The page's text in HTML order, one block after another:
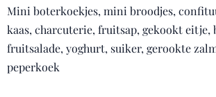
Mini boterkoekjes, mini broodjes,
kaas, charcuterie, fruitsap, gekookt eitje,
fruitsalade, yoghurt, suiker, gerookte
peperkoek